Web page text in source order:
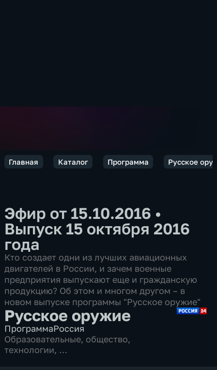
Главная Каталог Программа Русское
Эфир от 15.10.2016 •
Выпуск 15 октября 2016
года
Кто создает одни из лучших авиационных
двигателей в России, и зачем военные
предприятия выпускают еще и гражданскую
продукцию? Об этом и многом другом – в
новом выпуске программы "Русское оружие"
Русское оружие
ПрограммаРоссия
Образовательные, общество,
технологии,